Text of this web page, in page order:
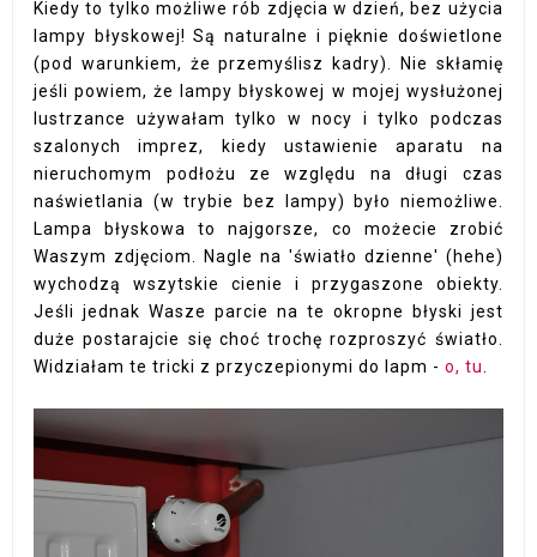
Kiedy to tylko możliwe rób zdjęcia w dzień, bez użycia
lampy błyskowej! Są naturalne i pięknie doświetlone
(pod warunkiem, że przemyślisz kadry). Nie skłamię
jeśli powiem, że lampy błyskowej w mojej wysłużonej
lustrzance używałam tylko w nocy i tylko podczas
szalonych imprez, kiedy ustawienie aparatu na
nieruchomym podłożu ze względu na długi czas
naświetlania (w trybie bez lampy) było niemożliwe.
Lampa błyskowa to najgorsze, co możecie zrobić
Waszym zdjęciom. Nagle na 'światło dzienne' (hehe)
wychodzą wszytskie cienie i przygaszone obiekty.
Jeśli jednak Wasze parcie na te okropne błyski jest
duże postarajcie się choć trochę rozproszyć światło.
Widziałam te tricki z przyczepionymi do lapm -o, tu